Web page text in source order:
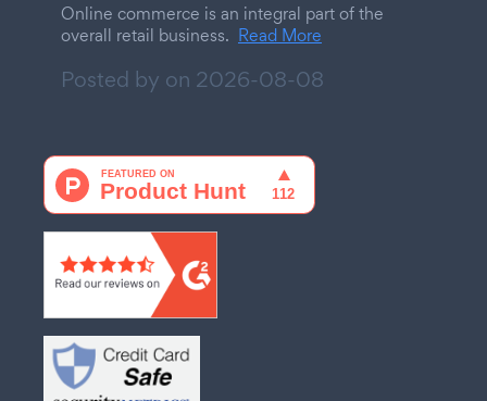
Online commerce is an integral part of the
overall retail business. Read More
Posted by on 2026-08-08